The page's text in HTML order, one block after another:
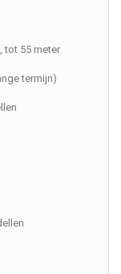
tot 55 meter
termijn)